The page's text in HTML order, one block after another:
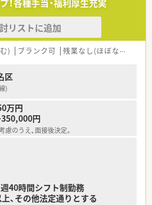
師を応援し、実績も多数あり！
理、調剤報酬点数の算定要件、公費や保
等、
営に関わる全てをレクチャ一いたしま
／
ループ会社と合わせ著しい成長を遂げて
20店舗以上を展開しており、更に今後
！
、みんなで育てる会社」とお考えで、
近さ、風通しのよさには自信がありま
科などの処方箋を主に応需しています。
枚ほどです。
各種手当・福利厚生充実
リストに追加
) ブランク可 残業なし(ほぼなし含む)
区
)
万円
円
のうえ、面接後決定。
40時間シフト制勤務
、その他法定通りとする